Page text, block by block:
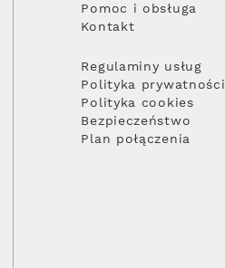
Pomoc i obsługa
Kontakt
Regulaminy usług
Polityka prywatności
Polityka cookies
Bezpieczeństwo
Plan połączenia